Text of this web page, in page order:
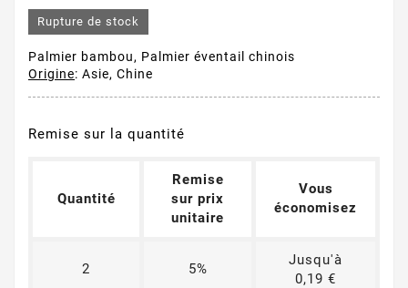
Rupture de stock
Palmier bambou, Palmier éventail chinois
Origine: Asie, Chine
Remise sur la quantité
Quantité
Remise
sur prix
unitaire
Vous
économisez
2 5%
Jusqu'à
0,19 €